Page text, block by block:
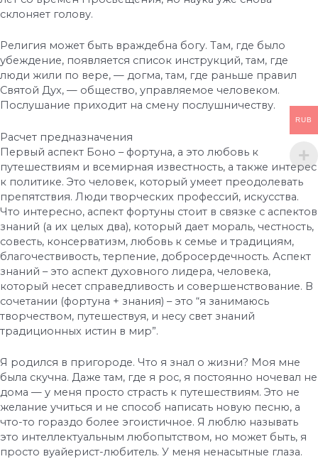
склоняет голову.
Религия может быть враждебна богу. Там, где было
убеждение, появляется список инструкций, там, где
люди жили по вере, — догма, там, где раньше правил
Святой Дух, — общество, управляемое человеком.
Послушание приходит на смену послушничеству.
Расчет предназначения
Первый аспект Боно – фортуна, а это любовь к
путешествиям и всемирная известность, а также интерес
к политике. Это человек, который умеет преодолевать
препятствия. Люди творческих профессий, искусства.
Что интересно, аспект фортуны стоит в связке с аспектов
знаний (а их целых два), который дает мораль, честность,
совесть, консерватизм, любовь к семье и традициям,
благочествивость, терпение, добросердечность. Аспект
знаний – это аспект духовного лидера, человека,
который несет справедливость и совершенствование. В
сочетании (фортуна + знания) – это “я занимаюсь
творчеством, путешествуя, и несу свет знаний
традиционных истин в мир”.
Я родился в пригороде. Что я знал о жизни? Моя мне
была скучна. Даже там, где я рос, я постоянно ночевал не
дома — у меня просто страсть к путешествиям. Это не
желание учиться и не способ написать новую песню, а
что-то гораздо более эгоистичное. Я люблю называть
это интеллектуальным любопытством, но может быть, я
просто вуайерист-любитель. У меня ненасытные глаза.
RUB